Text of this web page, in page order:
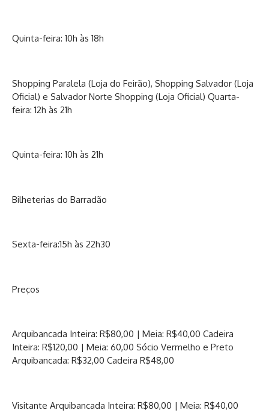
Quinta-feira: 10h às 18h
Shopping Paralela (Loja do Feirão), Shopping Salvador (Loja
Oficial) e Salvador Norte Shopping (Loja Oficial) Quarta-
feira: 12h às 21h
Quinta-feira: 10h às 21h
Bilheterias do Barradão
Sexta-feira:15h às 22h30
Preços
Arquibancada Inteira: R$80,00 | Meia: R$40,00 Cadeira
Inteira: R$120,00 | Meia: 60,00 Sócio Vermelho e Preto
Arquibancada: R$32,00 Cadeira R$48,00
Visitante Arquibancada Inteira: R$80,00 | Meia: R$40,00